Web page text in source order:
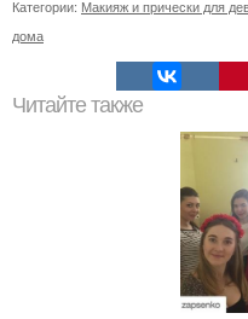
Категории: Макияж и прически для
дома
Читайте также